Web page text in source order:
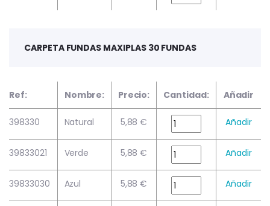
CARPETA FUNDAS MAXIPLAS 30 FUNDAS
Ref: Nombre: Precio: Cantidad: Añadir
398330 Natural 5,88 € Añadir
39833021 Verde 5,88 € Añadir
39833030 Azul 5,88 € Añadir